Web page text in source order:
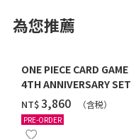
為您推薦
ONE PIECE CARD GAME
4TH ANNIVERSARY SET
NT$‌3,860 （含税）
PRE-ORDER